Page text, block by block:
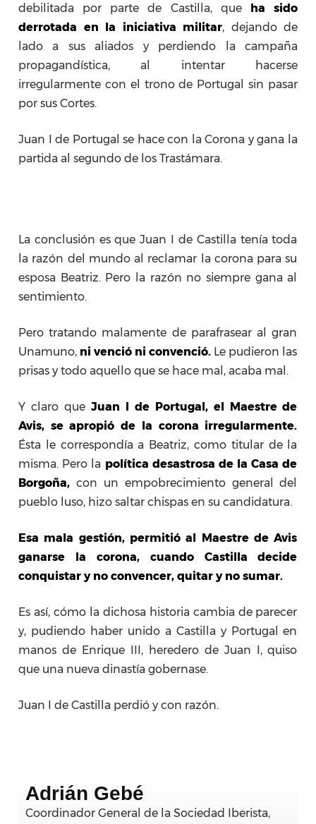
debilitada por parte de Castilla, queha sido
derrotada en la iniciativa militar, dejando de
lado a sus aliados y perdiendo la campaña
propagandística, al intentar hacerse
irregularmente con el trono de Portugal sin pasar
por sus Cortes.
Juan I de Portugal se hace con la Corona y gana la
partida al segundo de los Trastámara.
La conclusión es que Juan I de Castilla tenía toda
la razón del mundo al reclamar la corona para su
esposa Beatriz. Pero la razón no siempre gana al
sentimiento.
Pero tratando malamente de parafrasear al gran
Unamuno, ni venció ni convenció. Le pudieron las
prisas y todo aquello que se hace mal, acaba mal.
Y claro que Juan I de Portugal, el Maestre de
Avis, se apropió de la corona irregularmente.
Ésta le correspondía a Beatriz, como titular de la
misma. Pero la política desastrosa de la Casa de
Borgoña, con un empobrecimiento general del
pueblo luso, hizo saltar chispas en su candidatura.
Esa mala gestión, permitió al Maestre de Avis
ganarse la corona, cuando Castilla decide
conquistar y no convencer, quitar y no sumar.
Es así, cómo la dichosa historia cambia de parecer
y, pudiendo haber unido a Castilla y Portugal en
manos de Enrique III, heredero de Juan I, quiso
que una nueva dinastía gobernase.
Juan I de Castilla perdió y con razón.
Adrián Gebé
Coordinador General de la Sociedad Iberista,